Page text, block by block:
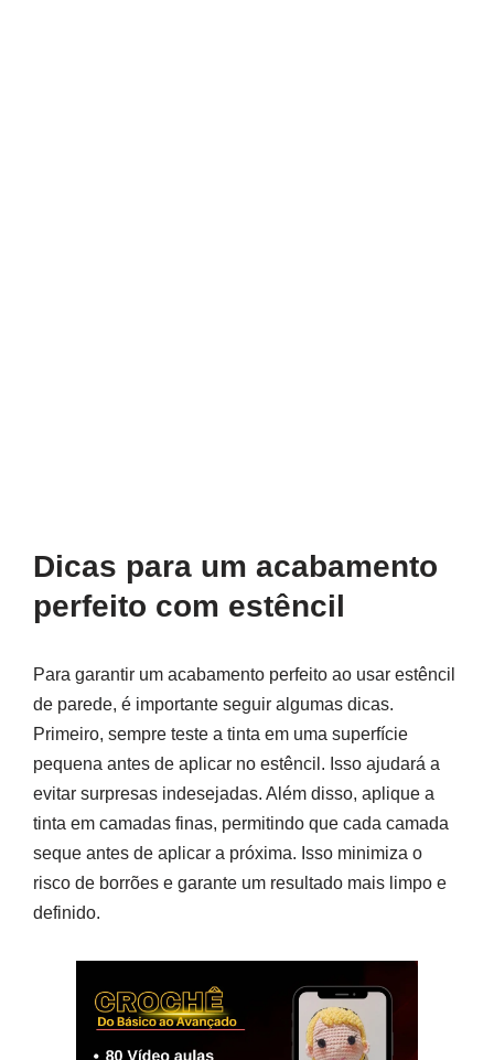
Dicas para um acabamento
perfeito com estêncil
Para garantir um acabamento perfeito ao usar estêncil
de parede, é importante seguir algumas dicas.
Primeiro, sempre teste a tinta em uma superfície
pequena antes de aplicar no estêncil. Isso ajudará a
evitar surpresas indesejadas. Além disso, aplique a
tinta em camadas finas, permitindo que cada camada
seque antes de aplicar a próxima. Isso minimiza o
risco de borrões e garante um resultado mais limpo e
definido.